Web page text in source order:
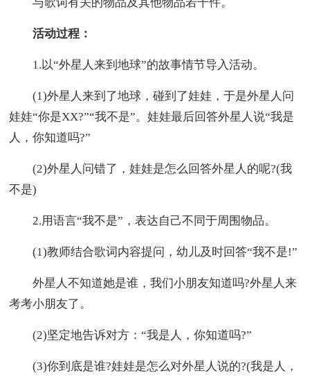
活动过程：
1.以“外星人来到地球”的故事情节导入活动。
(1)外星人来到了地球，碰到了娃娃，于是外星人问
娃娃“你是XX?”“我不是”。娃娃最后回答外星人说“我是
人，你知道吗?”
(2)外星人问错了，娃娃是怎么回答外星人的呢?(我
不是)
2.用语言“我不是”，表达自己不同于周围物品。
(1)教师结合歌词内容提问，幼儿及时回答“我不是!”
外星人不知道她是谁，我们小朋友知道吗?外星人来
考考小朋友了。
(2)坚定地告诉对方：“我是人，你知道吗?”
(3)你到底是谁?娃娃是怎么对外星人说的?(我是人，